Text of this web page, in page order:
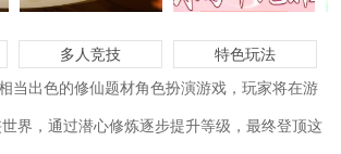
多人竞技 特色玩法
当出色的修仙题材角色扮演游戏，玩家将在游
界，通过潜心修炼逐步提升等级，最终登顶这